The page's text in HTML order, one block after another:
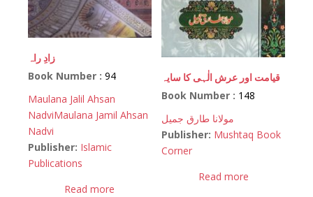
زادِ راہ
Book Number : 94
Maulana Jalil Ahsan
NadviMaulana Jamil Ahsan
Nadvi
Publisher: Islamic
Publications
Read more
قیامت اور عرش الٰہی کا سایہ
Book Number : 148
مولانا طارق جمیل
Publisher: Mushtaq Book
Corner
Read more